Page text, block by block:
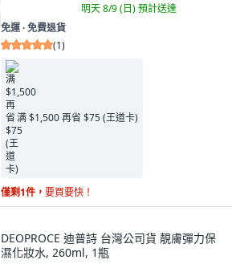
明天 8/9 (日)預計送達
免運 ∙ 免費退貨
(1)
满 $1,500 再省 $75 (王道卡)
僅剩1件， 要買要快！
DEOPROCE 迪普詩 台灣公司貨 靚膚彈力保
濕化妝水, 260ml, 1瓶